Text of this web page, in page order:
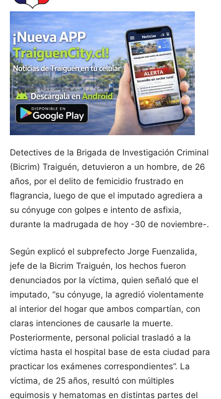
Detectives de la Brigada de Investigación Criminal
(Bicrim) Traiguén, detuvieron a un hombre, de 26
años, por el delito de femicidio frustrado en
flagrancia, luego de que el imputado agrediera a
su cónyuge con golpes e intento de asfixia,
durante la madrugada de hoy -30 de noviembre-.
Según explicó el subprefecto Jorge Fuenzalida,
jefe de la Bicrim Traiguén, los hechos fueron
denunciados por la víctima, quien señaló que el
imputado, “su cónyuge, la agredió violentamente
al interior del hogar que ambos compartían, con
claras intenciones de causarle la muerte.
Posteriormente, personal policial trasladó a la
víctima hasta el hospital base de esta ciudad para
practicar los exámenes correspondientes”. La
víctima, de 25 años, resultó con múltiples
equimosis y hematomas en distintas partes del